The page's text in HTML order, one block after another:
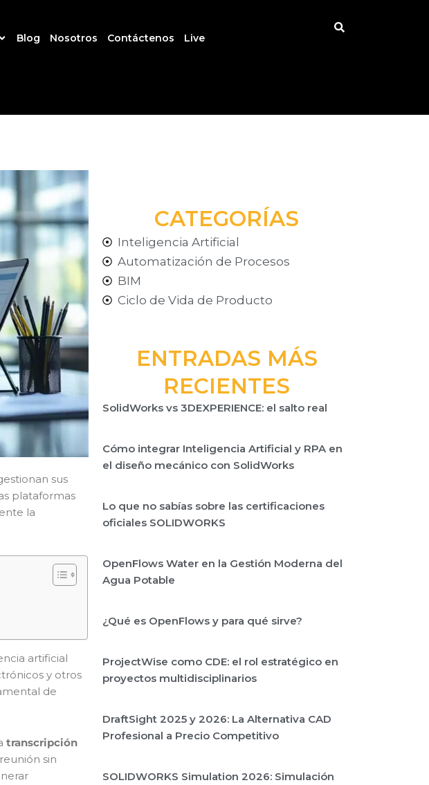
Blog Nosotros Contáctenos Live
sus
plataformas
la
artificial
y otros
de
transcripción
sin
CATEGORÍAS
Inteligencia Artificial
Automatización de Procesos
BIM
Ciclo de Vida de Producto
ENTRADAS MÁS
RECIENTES
SolidWorks vs 3DEXPERIENCE: el salto real
Cómo integrar Inteligencia Artificial y RPA en
el diseño mecánico con SolidWorks
Lo que no sabías sobre las certificaciones
oficiales SOLIDWORKS
OpenFlows Water en la Gestión Moderna del
Agua Potable
¿Qué es OpenFlows y para qué sirve?
ProjectWise como CDE: el rol estratégico en
proyectos multidisciplinarios
DraftSight 2025 y 2026: La Alternativa CAD
Profesional a Precio Competitivo
SOLIDWORKS Simulation 2026: Simulación